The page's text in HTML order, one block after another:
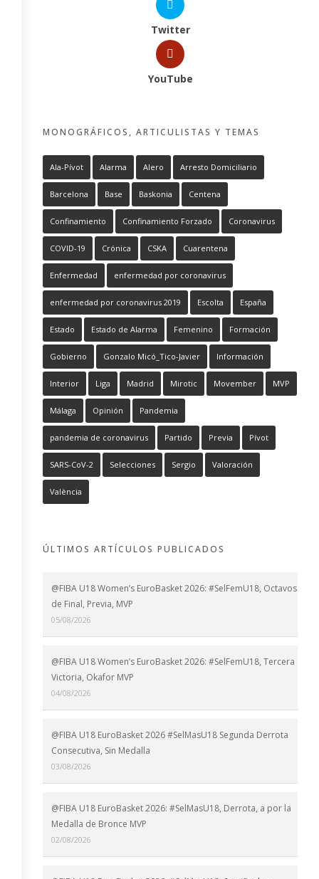
Twitter
YouTube
MONOGRÁFICOS, ARTICULISTAS Y TEMAS
Ala-Pívot Alarma Alero Arresto Domiciliario
Barcelona Base Baskonia Centena
Confinamiento Confinamiento Forzado Coronavirus
COVID-19 Crónica CSKA Cuarentena
Enfermedad enfermedad por coronavirus
enfermedad por coronavirus 2019 Escolta España
Estado Estado de Alarma Femenino Formación
Gobierno Gonzalo Micó_Tico-Javier Información
Interior Liga Madrid Mirotic Movember MVP
Málaga Opinión Pandemia
pandemia de coronavirus Partido Previa Pívot
SARS-CoV-2 Selecciones Sergio Valoración
València
ÚLTIMOS ARTÍCULOS PUBLICADOS
@FIBA U18 Women’s EuroBasket 2026: #SelFemU18, Octavos
de Final, Previa, MVP
05/08/2026
@FIBA U18 Women’s EuroBasket 2026: #SelFemU18, Tercera
Victoria, Okafor MVP
04/08/2026
@FIBA U18 EuroBasket 2026 #SelMasU18 Segunda Derrota
Consecutiva, Sin Medalla
03/08/2026
@FIBA U18 EuroBasket 2026: #SelMasU18, Derrota, a por la
Medalla de Bronce MVP
02/08/2026